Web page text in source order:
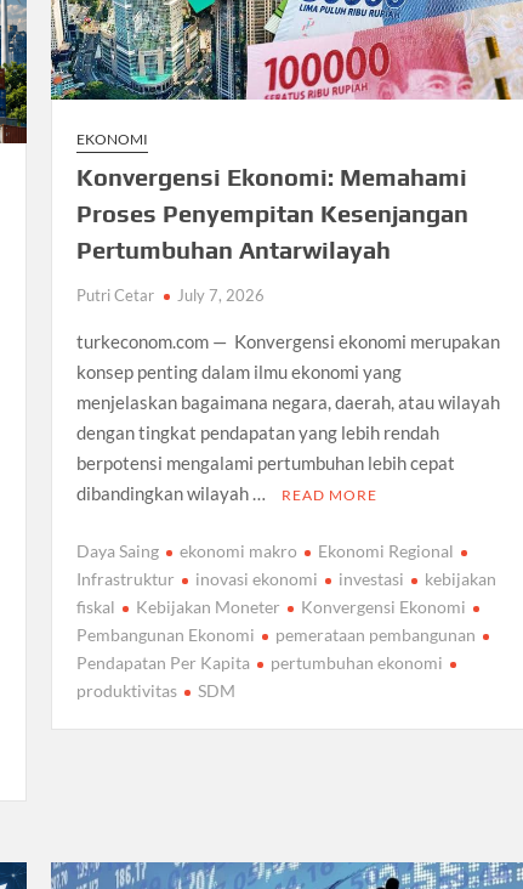
EKONOMI
Konvergensi Ekonomi: Memahami
Proses Penyempitan Kesenjangan
Pertumbuhan Antarwilayah
Putri Cetar July 7, 2026
turkeconom.com — Konvergensi ekonomi merupakan
konsep penting dalam ilmu ekonomi yang
menjelaskan bagaimana negara, daerah, atau wilayah
dengan tingkat pendapatan yang lebih rendah
berpotensi mengalami pertumbuhan lebih cepat
dibandingkan wilayah …
READ MORE
Daya Saing ekonomi makro
Ekonomi Regional
Infrastruktur
inovasi ekonomi investasi
kebijakan
fiskal
Kebijakan Moneter
Konvergensi Ekonomi
Pembangunan Ekonomi
pemerataan pembangunan
Pendapatan Per Kapita
pertumbuhan ekonomi
produktivitas
SDM